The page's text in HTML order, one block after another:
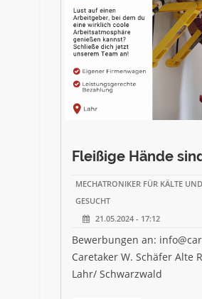
Fleißige Hände
MECHATRONIKER FÜR KÄLTE
GESUCHT
21.05.2024 - 17:12
Bewerbungen an:
Caretaker W. Schäfer Alte
Lahr/ Schwarzwald